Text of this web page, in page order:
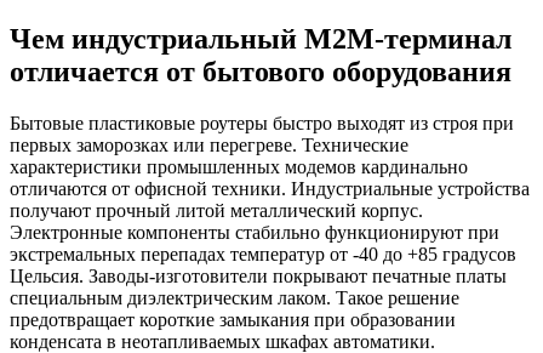
Чем индустриальный M2M-терминал
отличается от бытового оборудования
Бытовые пластиковые роутеры быстро выходят из строя при
первых заморозках или перегреве. Технические
характеристики промышленных модемов кардинально
отличаются от офисной техники. Индустриальные устройства
получают прочный литой металлический корпус.
Электронные компоненты стабильно функционируют при
экстремальных перепадах температур от -40 до +85 градусов
Цельсия. Заводы-изготовители покрывают печатные платы
специальным диэлектрическим лаком. Такое решение
предотвращает короткие замыкания при образовании
конденсата в неотапливаемых шкафах автоматики.